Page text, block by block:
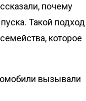
почему
Такой подход
которое
вызывали